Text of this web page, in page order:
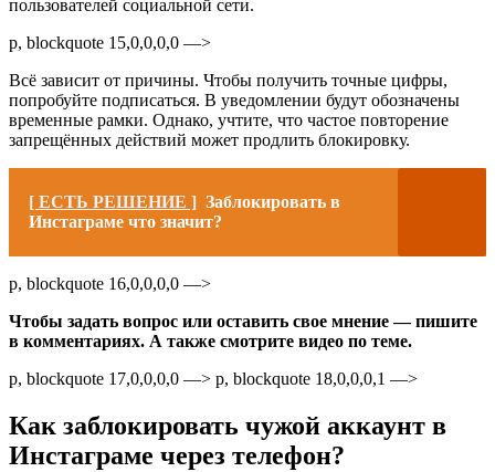
пользователей социальной сети.
p, blockquote 15,0,0,0,0 —>
Всё зависит от причины. Чтобы получить точные цифры,
попробуйте подписаться. В уведомлении будут обозначены
временные рамки. Однако, учтите, что частое повторение
запрещённых действий может продлить блокировку.
[ ЕСТЬ РЕШЕНИЕ ] Заблокировать в
Инстаграме что значит?
p, blockquote 16,0,0,0,0 —>
Чтобы задать вопрос или оставить свое мнение — пишите
в комментариях. А также смотрите видео по теме.
p, blockquote 17,0,0,0,0 —> p, blockquote 18,0,0,0,1 —>
Как заблокировать чужой аккаунт в
Инстаграме через телефон?